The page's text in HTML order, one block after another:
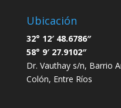
Ubicación
32° 12′ 48.6786″
58° 9′ 27.9102″
Dr. Vauthay s/n, Barrio
Colón, Entre Ríos